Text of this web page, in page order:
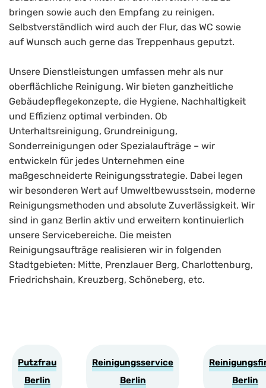
bringen sowie auch den Empfang zu reinigen.
Selbstverständlich wird auch der Flur, das WC sowie
auf Wunsch auch gerne das Treppenhaus geputzt.
Unsere Dienstleistungen umfassen mehr als nur
oberflächliche Reinigung. Wir bieten ganzheitliche
Gebäudepflegekonzepte, die Hygiene, Nachhaltigkeit
und Effizienz optimal verbinden. Ob
Unterhaltsreinigung, Grundreinigung,
Sonderreinigungen oder Spezialaufträge – wir
entwickeln für jedes Unternehmen eine
maßgeschneiderte Reinigungsstrategie. Dabei legen
wir besonderen Wert auf Umweltbewusstsein, moderne
Reinigungsmethoden und absolute Zuverlässigkeit. Wir
sind in ganz Berlin aktiv und erweitern kontinuierlich
unsere Servicebereiche. Die meisten
Reinigungsaufträge realisieren wir in folgenden
Stadtgebieten: Mitte, Prenzlauer Berg, Charlottenburg,
Friedrichshain, Kreuzberg, Schöneberg, etc.
Putzfrau
Berlin
Reinigungsservice
Berlin
Berlin